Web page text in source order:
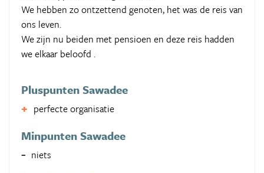
We hebben zo ontzettend genoten, het was de reis van
ons leven.
We zijn nu beiden met pensioen en deze reis hadden
we elkaar beloofd .
Pluspunten Sawadee
perfecte organisatie
Minpunten Sawadee
niets